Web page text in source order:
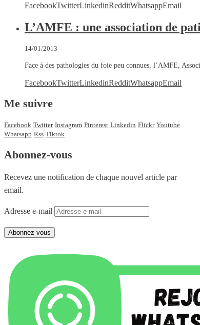
FacebookTwitterLinkedinRedditWhatsappEmail
L’AMFE : une association de
14/01/2013
Face à des pathologies du foie peu connues, l’AMFE,
FacebookTwitterLinkedinRedditWhatsappEmail
Me suivre
Facebook Twitter Instagram Pinterest Linkedin Flickr Youtube
Whatsapp Rss Tiktok
Abonnez-vous
Recevez une notification de chaque nouvel article par
email.
Adresse e-mail
Abonnez-vous